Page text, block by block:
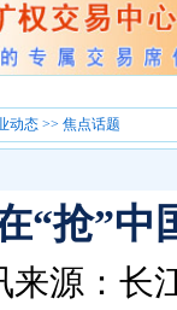
动态 >> 焦点话题
“抢”中
来源：长